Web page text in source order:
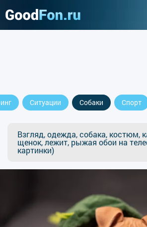
Ситуации Собаки Спорт
Взгляд, одежда, собака, костюм,
щенок, лежит, рыжая обои на
картинки)